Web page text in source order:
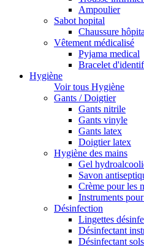
Ampoulier
Sabot hopital
Chaussure
Vêtement médicalisé
Pyjama medical
Bracelet
Hygiène
Voir tous Hygiène
Gants / Doigtier
Gants nitrile
Gants vinyle
Gants latex
Doigtier latex
Hygiène des mains
Gel
Savon
Crème pour les
Instruments
Désinfection
Lingettes
Désinfectant
Désinfectant sols